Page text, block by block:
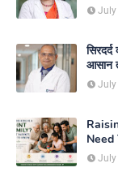
July
आसान
July
Need
July